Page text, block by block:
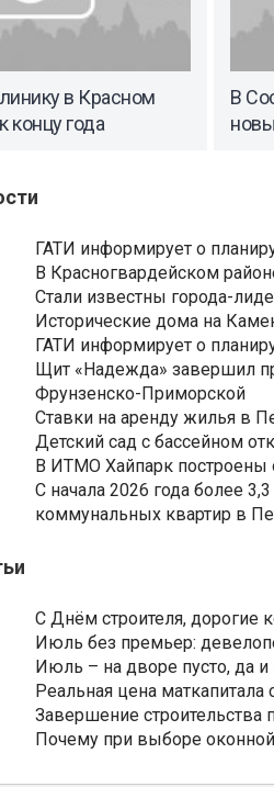
в Красном
концу года
В
ГАТИ информирует о
В Красногвардейском
Стали известны города-
Исторические дома на
ГАТИ информирует о
Щит «Надежда» завершил
Фрунзенско-Приморской
Ставки на аренду жилья в
Детский сад с бассейном
В ИТМО Хайпарк построены
С начала 2026 года более
коммунальных квартир в
С Днём строителя, дорогие
Июль без премьер:
Июль – на дворе пусто, да и
Реальная цена маткапитала
Завершение строительства
Почему при выборе